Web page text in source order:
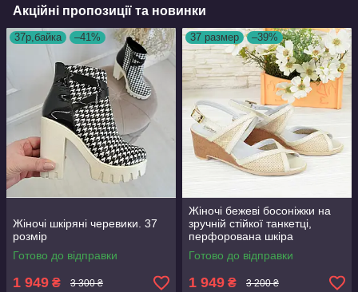
Акційні пропозиції та новинки
37р,байка –41%
Жіночі шкіряні черевики. 37
розмір
Готово до відправки
1 949 ₴ 3 300 ₴
37 размер –39%
Жіночі бежеві босоніжки на
зручній стійкої танкетці,
перфорована шкіра
натуральна. 37 розмір
Готово до відправки
1 949 ₴ 3 200 ₴